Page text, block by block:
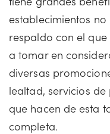
establecimientos
respaldo con el
a tomar en
diversas
lealtad, servicios
que hacen de esta
completa.